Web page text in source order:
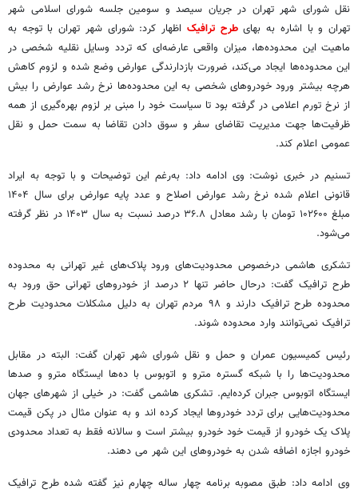
نقل شورای شهر تهران در جریان سیصد و سومین جلسه شورای اسلامی شهر
تهران و با اشاره به بهایطرح ترافیک اظهار کرد: شورای شهر تهران با توجه به
ماهیت این محدوده‌ها، میزان واقعی عارضه‌ای که تردد وسایل نقلیه شخصی در
این محدوده‌ها ایجاد می‌کند، ضرورت بازدارندگی عوارض وضع شده و لزوم کاهش
هرچه بیشتر ورود خودروهای شخصی به این محدوده‌ها نرخ رشد عوارض را بیش
از نرخ تورم اعلامی در گرفته بود تا سیاست خود را مبنی بر لزوم بهره‌گیری از همه
ظرفیت‌ها جهت مدیریت تقاضای سفر و سوق دادن تقاضا به سمت حمل و نقل
عمومی اعلام کند.
تسنیم در خبری نوشت: وی ادامه داد: به‌رغم این توضیحات و با توجه به ایراد
قانونی اعلام شده نرخ رشد عوارض اصلاح و عدد پایه عوارض برای سال ۱۴۰۴
مبلغ ۱۰۲۶۰۰ تومان با رشد معادل ۳۶.۸ درصد نسبت به سال ۱۴۰۳ در نظر گرفته
می‌شود.
تشکری هاشمی درخصوص محدودیت‌های ورود پلاک‌های غیر تهرانی به محدوده
طرح ترافیک گفت: درحال حاضر تنها ۲ درصد از خودروهای تهرانی حق ورود به
محدوده طرح ترافیک دارند و ۹۸ مردم تهران به دلیل مشکلات محدودیت طرح
ترافیک نمی‌توانند وارد محدوده شوند.
رئیس کمیسیون عمران و حمل و نقل شورای شهر تهران گفت: البته در مقابل
محدودیت‌ها را با شبکه گستره مترو و اتوبوس با ده‌ها ایستگاه مترو و صدها
ایستگاه اتوبوس جبران کرده‌ایم. تشکری هاشمی گفت: در خیلی از شهرهای جهان
محدودیت‌هایی برای تردد خودروها ایجاد کرده اند و به عنوان مثال در پکن قیمت
پلاک یک خودرو از قیمت خود خودرو بیشتر است و سالانه فقط به تعداد محدودی
خودرو اجازه اضافه شدن به خودروهای این شهر می دهند.
وی ادامه داد: طبق مصوبه برنامه چهار ساله چهارم نیز گفته شده طرح ترافیک